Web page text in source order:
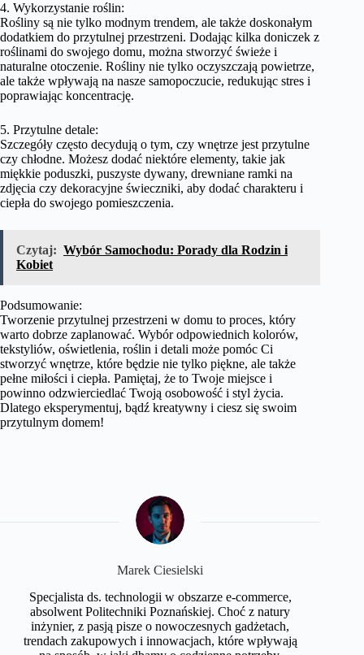
4. Wykorzystanie roślin:
Rośliny są nie tylko modnym trendem, ale także doskonałym
dodatkiem do przytulnej przestrzeni. Dodając kilka doniczek z
roślinami do swojego domu, można stworzyć świeże i
naturalne otoczenie. Rośliny nie tylko oczyszczają powietrze,
ale także wpływają na nasze samopoczucie, redukując stres i
poprawiając koncentrację.
5. Przytulne detale:
Szczegóły często decydują o tym, czy wnętrze jest przytulne
czy chłodne. Możesz dodać niektóre elementy, takie jak
miękkie poduszki, puszyste dywany, drewniane ramki na
zdjęcia czy dekoracyjne świeczniki, aby dodać charakteru i
ciepła do swojego pomieszczenia.
Czytaj: Wybór Samochodu: Porady dla Rodzin i
Kobiet
Podsumowanie:
Tworzenie przytulnej przestrzeni w domu to proces, który
warto dobrze zaplanować. Wybór odpowiednich kolorów,
tekstyliów, oświetlenia, roślin i detali może pomóc Ci
stworzyć wnętrze, które będzie nie tylko piękne, ale także
pełne miłości i ciepła. Pamiętaj, że to Twoje miejsce i
powinno odzwierciedlać Twoją osobowość i styl życia.
Dlatego eksperymentuj, bądź kreatywny i ciesz się swoim
przytulnym domem!
Marek Ciesielski
Specjalista ds. technologii w obszarze e-commerce,
absolwent Politechniki Poznańskiej. Choć z natury
inżynier, z pasją pisze o nowoczesnych gadżetach,
trendach zakupowych i innowacjach, które wpływają